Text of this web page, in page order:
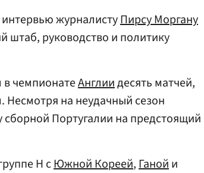
журналистуПирсу Моргану
штаб, руководство и политику
чемпионатеАнглиидесять матчей,
на неудачный сезон
Португалии на предстоящий
Н сЮжной Кореей,Ганойи